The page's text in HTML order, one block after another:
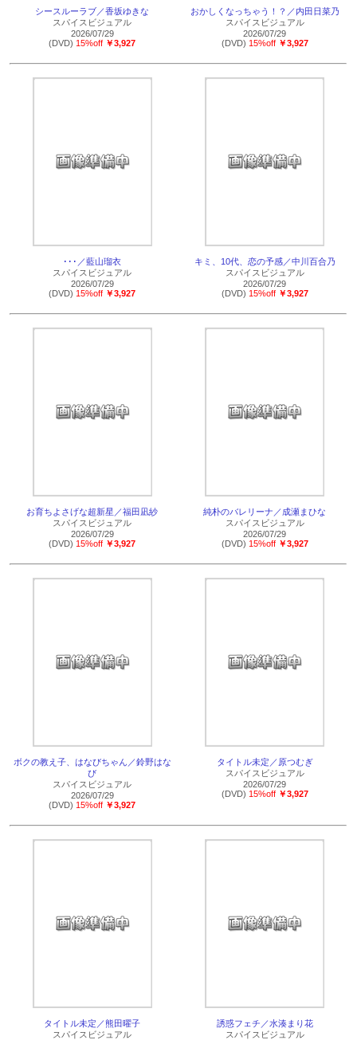
シースルーラブ／香坂ゆきな
スパイスビジュアル
2026/07/29
(DVD) 15%off ￥3,927
おかしくなっちゃう！？／内田日菜乃
スパイスビジュアル
2026/07/29
(DVD) 15%off ￥3,927
･･･／藍山瑠衣
スパイスビジュアル
2026/07/29
(DVD) 15%off ￥3,927
キミ、10代、恋の予感／中川百合乃
スパイスビジュアル
2026/07/29
(DVD) 15%off ￥3,927
お育ちよさげな超新星／福田凪紗
スパイスビジュアル
2026/07/29
(DVD) 15%off ￥3,927
純朴のバレリーナ／成瀬まひな
スパイスビジュアル
2026/07/29
(DVD) 15%off ￥3,927
ボクの教え子、はなびちゃん／鈴野はな
び
スパイスビジュアル
2026/07/29
(DVD) 15%off ￥3,927
タイトル未定／原つむぎ
スパイスビジュアル
2026/07/29
(DVD) 15%off ￥3,927
タイトル未定／熊田曜子
スパイスビジュアル
誘惑フェチ／水湊まり花
スパイスビジュアル